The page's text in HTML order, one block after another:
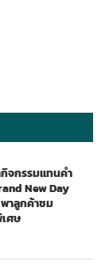
จกรรมแทนคำ
New Day
าลูกค้าชม
ศษ